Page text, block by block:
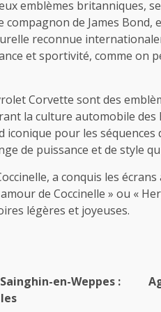
emblèmes britanniques,
compagnon de James
reconnue
et sportivité, comme on
Corvette sont des
la culture automobile
iconique pour les
de puissance et de style
a conquis les
de Coccinelle » ou «
légères et joyeuses.
en-Weppes :